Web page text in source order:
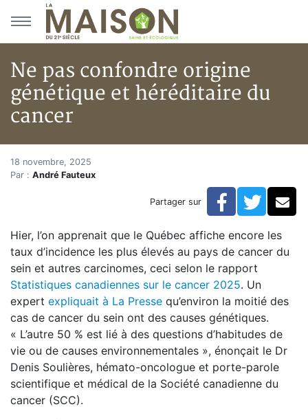
Aller au menu principal
Aller au contenu principal
Ne pas confondre origine
génétique et héréditaire du
cancer
Accueil
Articles
Ne pas confondre origine génétique et héréditaire du
Ne pas confondre origine
18 novembre, 2025
Par : André Fauteux
Partager sur Facebook
Hier, l’on apprenait que le Québec affiche encore les
taux d’incidence les plus élevés au pays de cancer du
sein et autres carcinomes, ceci selon le rapport
Statistiques canadiennes sur le cancer 2025. Un
expert expliquait à La Presse qu’environ la moitié des
cas de cancer du sein ont des causes génétiques.
« L’autre 50 % est lié à des questions d’habitudes de
vie ou de causes environnementales », énonçait le Dr
Denis Soulières, hémato-oncologue et porte-parole
scientifique et médical de la Société canadienne du
cancer (SCC).